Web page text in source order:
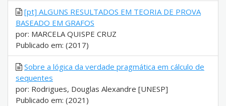
[pt] ALGUNS RESULTADOS EM TEORIA DE PROVA
BASEADO EM GRAFOS
por: MARCELA QUISPE CRUZ
Publicado em: (2017)
Sobre a lógica da verdade pragmática em cálculo de
sequentes
por: Rodrigues, Douglas Alexandre [UNESP]
Publicado em: (2021)